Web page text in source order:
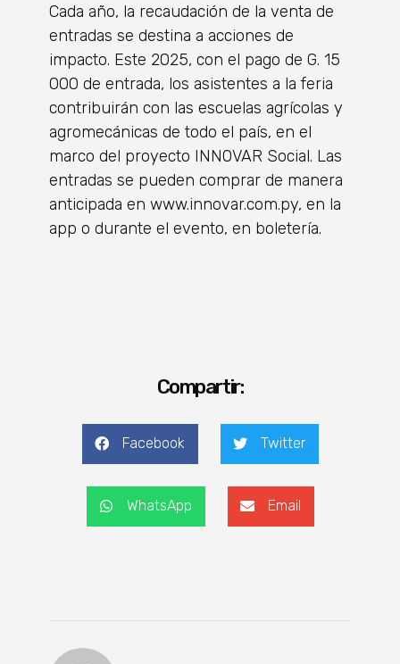
Cada año, la recaudación de la venta de
entradas se destina a acciones de
impacto. Este 2025, con el pago de G. 15
000 de entrada, los asistentes a la feria
contribuirán con las escuelas agrícolas y
agromecánicas de todo el país, en el
marco del proyecto INNOVAR Social. Las
entradas se pueden comprar de manera
anticipada en www.innovar.com.py, en la
app o durante el evento, en boletería.
Compartir:
Facebook Twitter
WhatsApp Email